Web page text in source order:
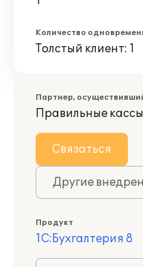
Количество
Толстый клиент: 1
Партнер,
Правильные кассы
Связаться
Другие
Продукт
1С:Бухгалтерия 8